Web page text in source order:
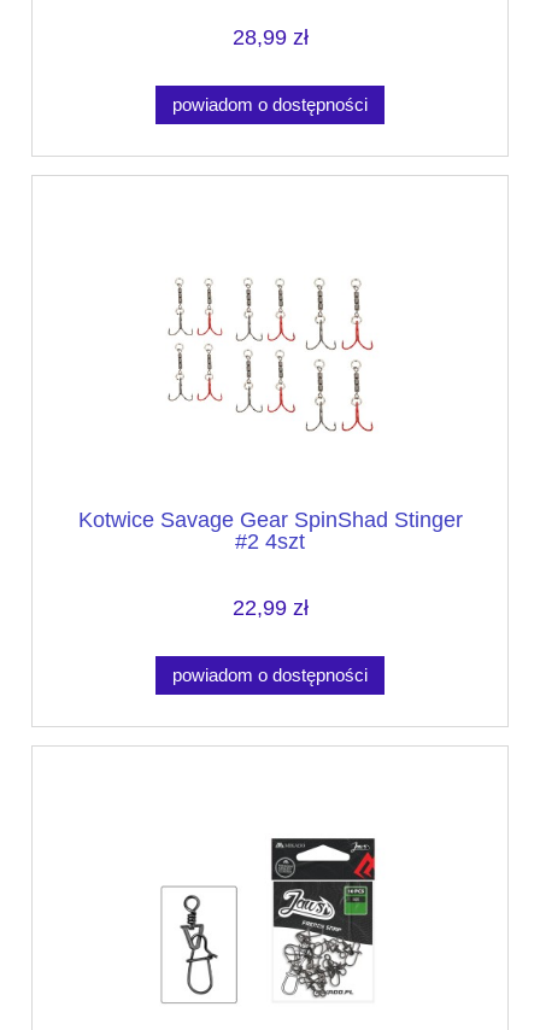
28,99 zł
powiadom o dostępności
Kotwice Savage Gear SpinShad Stinger
#2 4szt
22,99 zł
powiadom o dostępności